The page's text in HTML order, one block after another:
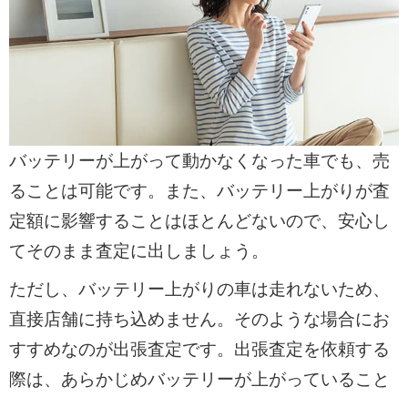
バッテリーが上がって動かなくなった車でも、売
ることは可能です。また、バッテリー上がりが査
定額に影響することはほとんどないので、安心し
てそのまま査定に出しましょう。
ただし、バッテリー上がりの車は走れないため、
直接店舗に持ち込めません。そのような場合にお
すすめなのが出張査定です。出張査定を依頼する
際は、あらかじめバッテリーが上がっていること